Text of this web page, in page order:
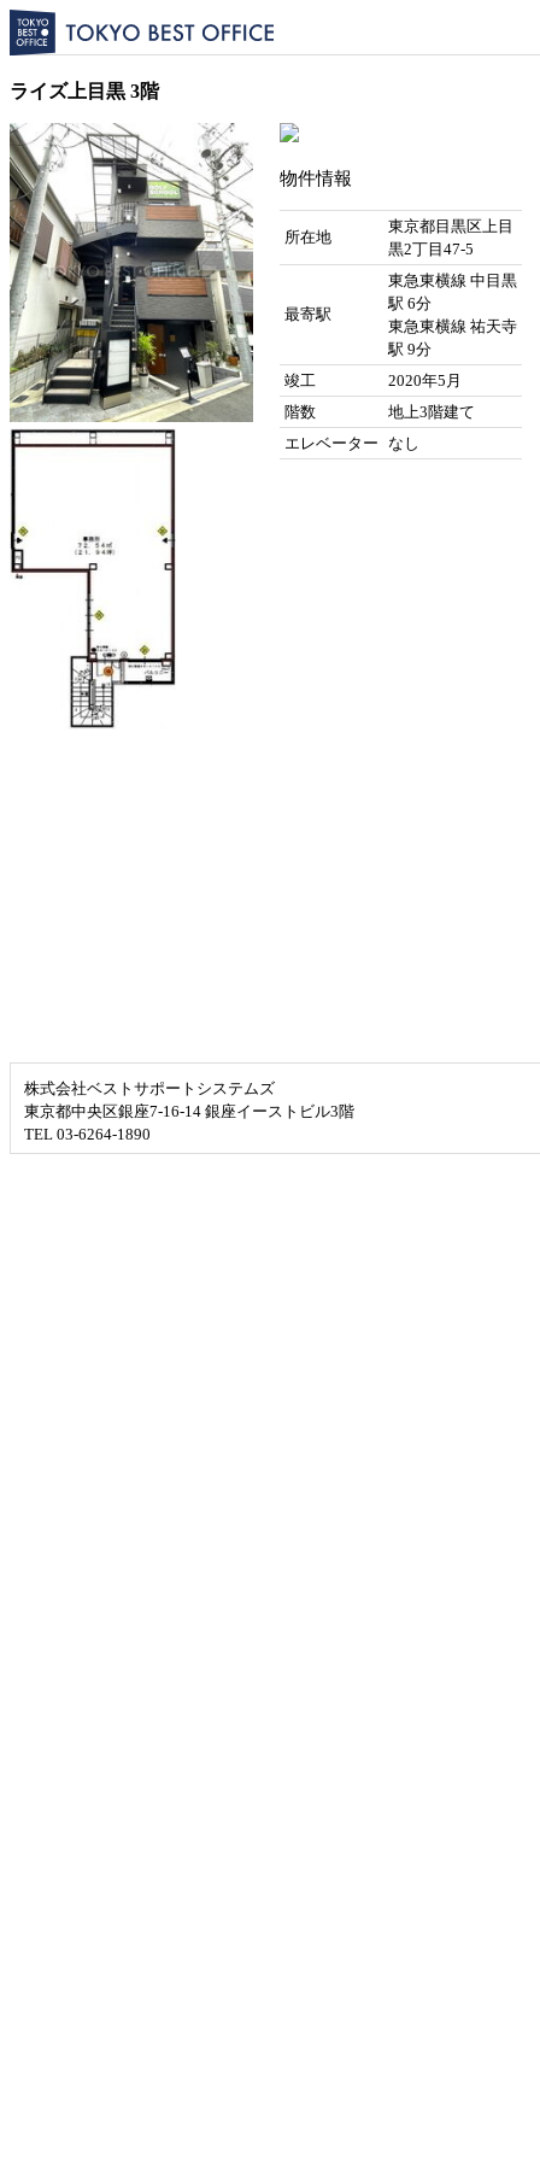
ライズ上目黒 3階
物件情報
所在地
東京都目黒区上目
黒2丁目47-5
最寄駅
東急東横線 中目黒
駅 6分
東急東横線 祐天寺
駅 9分
竣工
2020年5月
階数
地上3階建て
エレベーター なし
株式会社ベストサポートシステムズ
東京都中央区銀座7-16-14 銀座イーストビル3階
TEL 03-6264-1890